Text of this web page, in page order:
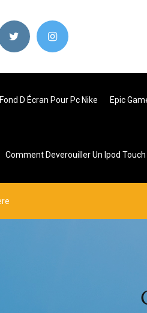
Fond D Écran Pour Pc Nike Epic
Comment Deverouiller Un Ipod Touch